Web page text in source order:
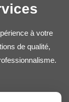
à votre
de qualité,